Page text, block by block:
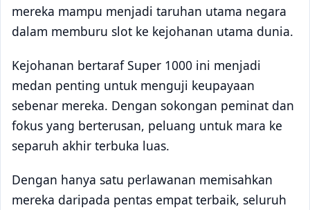
mereka mampu menjadi taruhan utama negara
dalam memburu slot ke kejohanan utama dunia.
Kejohanan bertaraf Super 1000 ini menjadi
medan penting untuk menguji keupayaan
sebenar mereka. Dengan sokongan peminat dan
fokus yang berterusan, peluang untuk mara ke
separuh akhir terbuka luas.
Dengan hanya satu perlawanan memisahkan
mereka daripada pentas empat terbaik, seluruh